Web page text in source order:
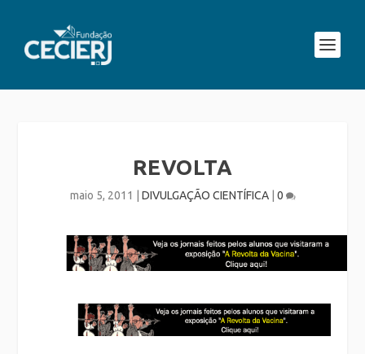
REVOLTA
maio 5, 2011 DIVULGAÇÃO CIENTÍFICA| 0